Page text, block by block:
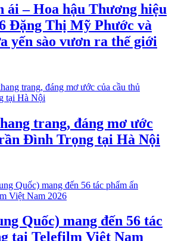
ái – Hoa hậu Thương hiệu
Đặng Thị Mỹ Phước và
yến sào vươn ra thế giới
trang, đáng mơ ước
Đình Trọng tại Hà Nội
Quốc) mang đến 56 tác
tại Telefilm Việt Nam